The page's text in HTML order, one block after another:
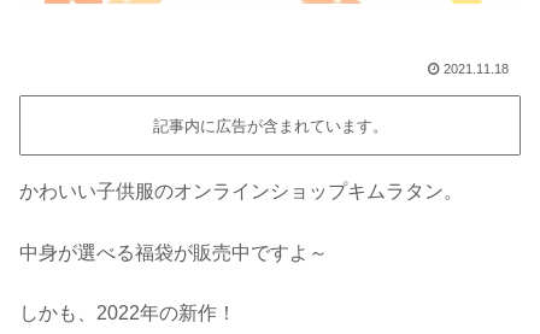
2021.11.18
記事内に広告が含まれています。
かわいい子供服のオンラインショップキムラタン。
中身が選べる福袋が販売中ですよ～
しかも、2022年の新作！